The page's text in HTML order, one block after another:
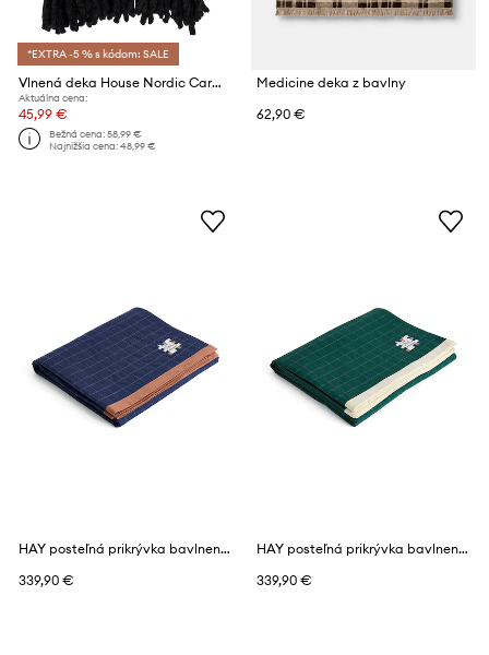
*EXTRA -5 % s kódom: SALE
Vlnená deka House Nordic Carmel 130 x 170 cm
Aktuálna cena:
45,99 €
Bežná cena:58,99 €
Najnižšia cena:48,99 €
Medicine deka z bavlny
62,90 €
HAY posteľná prikrývka bavlnená 195 x 245 cm
339,90 €
HAY posteľná prikrývka bavlnená 195 x 245 cm
339,90 €